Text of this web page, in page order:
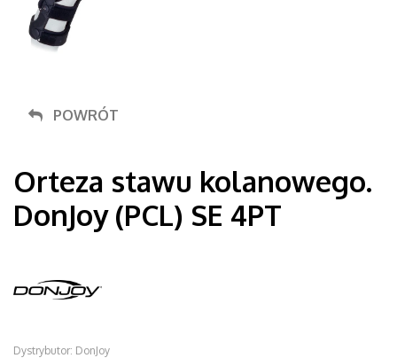
POWRÓT
Orteza stawu kolanowego.
DonJoy (PCL) SE 4PT
Dystrybutor: DonJoy